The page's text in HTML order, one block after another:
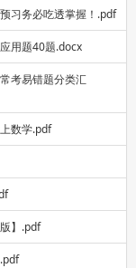
习务必吃透掌握！.pdf
用题40题.docx
考易错题分类汇
数学.pdf
】.pdf